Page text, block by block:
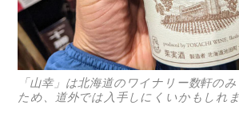
「山幸」は北海道のワイナリー数軒の
ため、道外では入手しにくいかもしれ